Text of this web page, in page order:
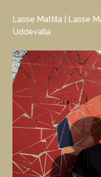
Lasse Mattila | Lasse
Uddevalla